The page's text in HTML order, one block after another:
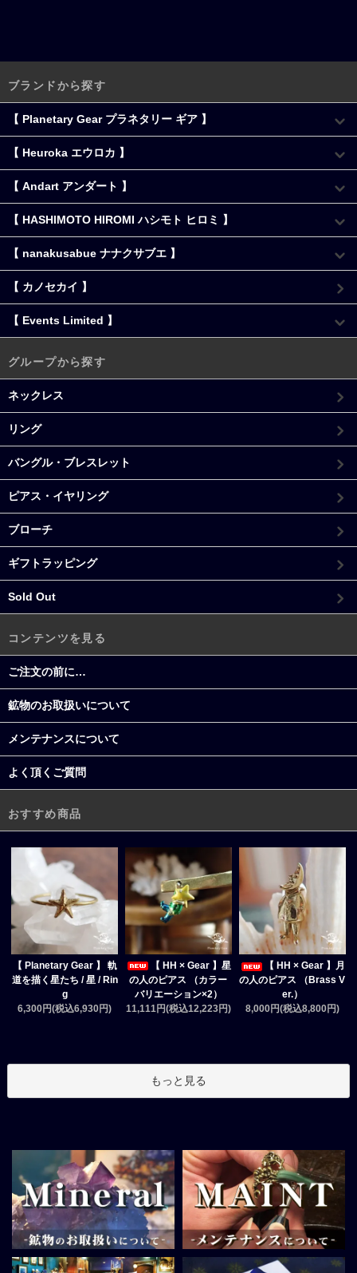
ブランドから探す
【 Planetary Gear プラネタリー ギア 】
【 Heuroka エウロカ 】
【 Andart アンダート 】
【 HASHIMOTO HIROMI ハシモト ヒロミ 】
【 nanakusabue ナナクサブエ 】
【 カノセカイ 】
【 Events Limited 】
グループから探す
ネックレス
リング
バングル・ブレスレット
ピアス・イヤリング
ブローチ
ギフトラッピング
Sold Out
コンテンツを見る
ご注文の前に…
鉱物のお取扱いについて
メンテナンスについて
よく頂くご質問
おすすめ商品
【 Planetary Gear 】 軌
道を描く星たち / 星 / Rin
g
6,300円(税込6,930円)
【 HH × Gear 】星
の人のピアス （カラー
バリエーション×2）
11,111円(税込12,223円)
【 HH × Gear 】月
の人のピアス （Brass V
er.）
8,000円(税込8,800円)
もっと見る